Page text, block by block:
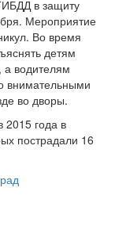
в защиту
Мероприятие
Во время
детям
а водителям
внимательными
во дворы.
2015 года в
пострадали 16